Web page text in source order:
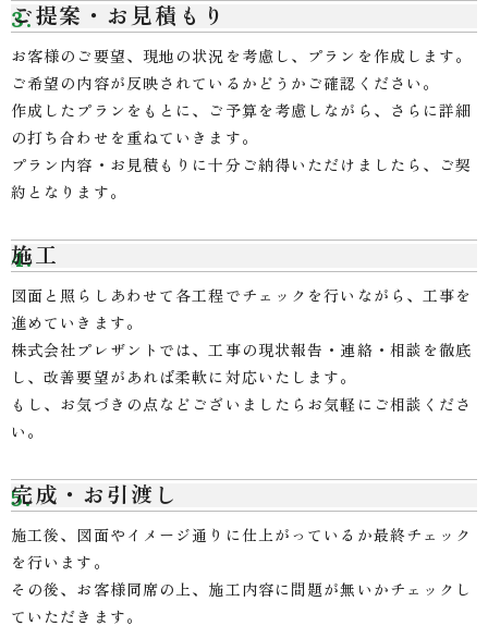
ご提案・お見積もり
お客様のご要望、現地の状況を考慮し、プランを作成します。
ご希望の内容が反映されているかどうかご確認ください。
作成したプランをもとに、ご予算を考慮しながら、さらに詳細
の打ち合わせを重ねていきます。
プラン内容・お見積もりに十分ご納得いただけましたら、ご契
約となります。
施工
図面と照らしあわせて各工程でチェックを行いながら、工事を
進めていきます。
株式会社プレザントでは、工事の現状報告・連絡・相談を徹底
し、改善要望があれば柔軟に対応いたします。
もし、お気づきの点などございましたらお気軽にご相談くださ
い。
完成・お引渡し
施工後、図面やイメージ通りに仕上がっているか最終チェック
を行います。
その後、お客様同席の上、施工内容に問題が無いかチェックし
ていただきます。